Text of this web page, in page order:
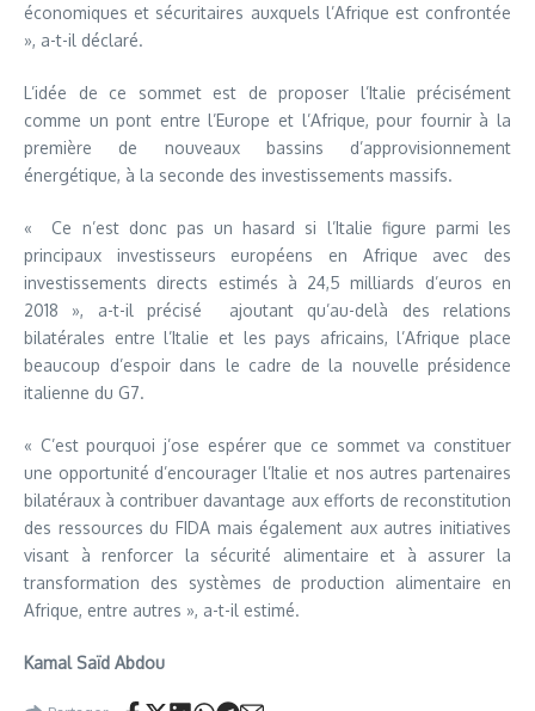
économiques et sécuritaires auxquels l’Afrique est confrontée
», a-t-il déclaré.
L’idée de ce sommet est de proposer l’Italie précisément
comme un pont entre l’Europe et l’Afrique, pour fournir à la
première de nouveaux bassins d’approvisionnement
énergétique, à la seconde des investissements massifs.
« Ce n’est donc pas un hasard si l’Italie figure parmi les
principaux investisseurs européens en Afrique avec des
investissements directs estimés à 24,5 milliards d’euros en
2018 », a-t-il précisé ajoutant qu’au-delà des relations
bilatérales entre l’Italie et les pays africains, l’Afrique place
beaucoup d’espoir dans le cadre de la nouvelle présidence
italienne du G7.
« C’est pourquoi j’ose espérer que ce sommet va constituer
une opportunité d’encourager l’Italie et nos autres partenaires
bilatéraux à contribuer davantage aux efforts de reconstitution
des ressources du FIDA mais également aux autres initiatives
visant à renforcer la sécurité alimentaire et à assurer la
transformation des systèmes de production alimentaire en
Afrique, entre autres », a-t-il estimé.
Kamal Saïd Abdou